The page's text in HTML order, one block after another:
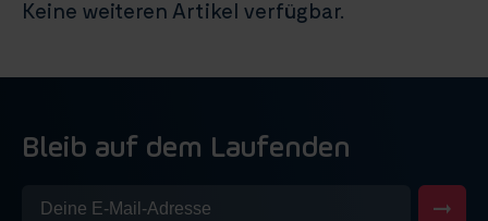
Keine weiteren Artikel verfügbar.
Bleib auf dem Laufenden